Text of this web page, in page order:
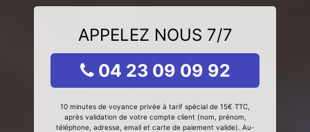
APPELEZ NOUS 7/7
04 23 09 09 92
10 minutes de voyance privée à tarif spécial de 15€ TTC,
après validation de votre compte client (nom, prénom,
téléphone, adresse, email et carte de paiement valide). Au-